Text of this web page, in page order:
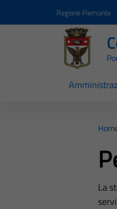
Regione Piemonte
La